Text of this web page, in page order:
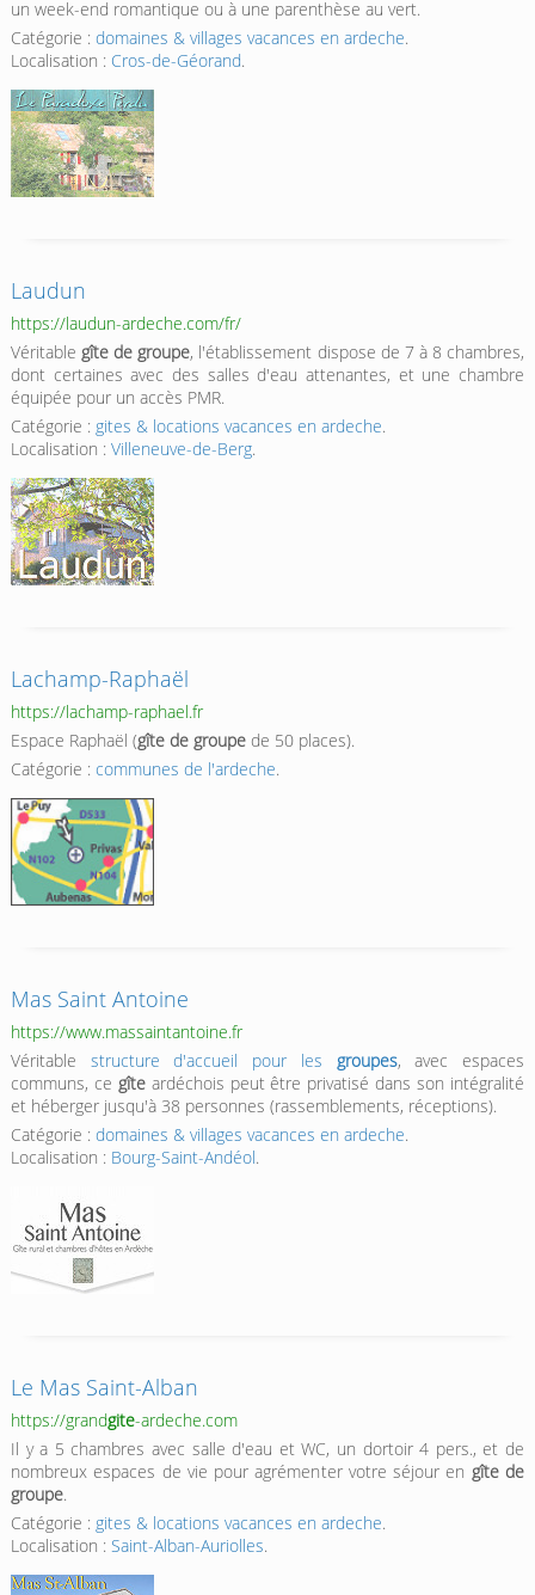
un week-end romantique ou à une parenthèse au vert.
Catégorie : domaines & villages vacances en ardeche.
Localisation : Cros-de-Géorand.
Laudun
https://laudun-ardeche.com/fr/
Véritablegîte de groupe, l'établissement dispose de 7 à 8 chambres,
dont certaines avec des salles d'eau attenantes, et une chambre
équipée pour un accès PMR.
Catégorie : gites & locations vacances en ardeche.
Localisation : Villeneuve-de-Berg.
Lachamp-Raphaël
https://lachamp-raphael.fr
Espace Raphaël (gîte de groupede 50 places).
Catégorie : communes de l'ardeche.
Mas Saint Antoine
https://www.massaintantoine.fr
Véritable structure d'accueil pour les groupes, avec espaces
communs, ce gîteardéchois peut être privatisé dans son intégralité
et héberger jusqu'à 38 personnes (rassemblements, réceptions).
Catégorie : domaines & villages vacances en ardeche.
Localisation : Bourg-Saint-Andéol.
Le Mas Saint-Alban
https://grandgite-ardeche.com
Il y a 5 chambres avec salle d'eau et WC, un dortoir 4 pers., et de
nombreux espaces de vie pour agrémenter votre séjour en gîte de
groupe.
Catégorie : gites & locations vacances en ardeche.
Localisation : Saint-Alban-Auriolles.